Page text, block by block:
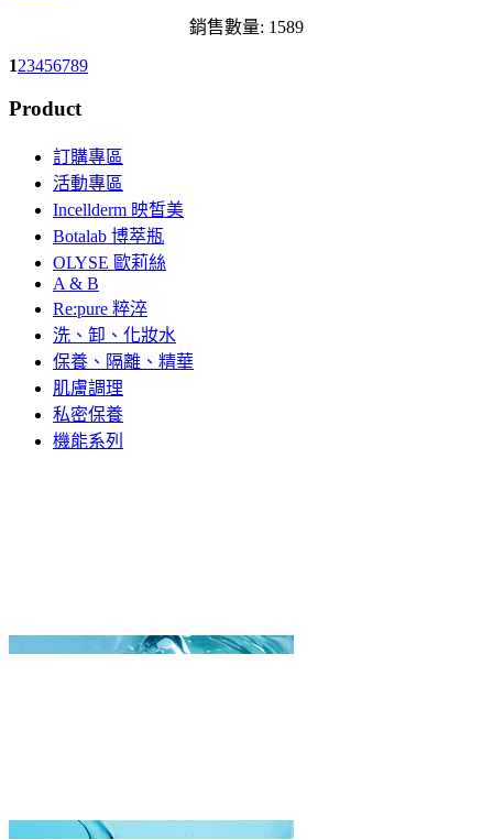
銷售數量: 1589
123456789
Product
訂購專區
活動專區
Incellderm 映皙美
Botalab 博萃瓶
OLYSE 歐莉絲
A & B
Re:pure 粹淬
洗、卸、化妝水
保養、隔離、精華
肌膚調理
私密保養
機能系列